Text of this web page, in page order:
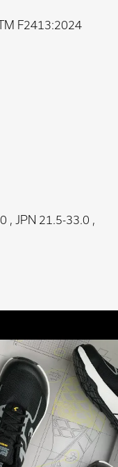
F2413:2024
, JPN 21.5-33.0 ,